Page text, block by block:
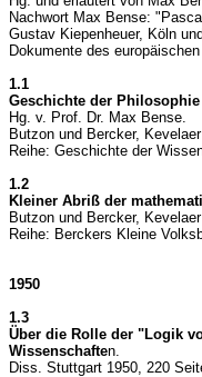
Nachwort Max Bense:
Gustav Kiepenheuer, Köln
Dokumente des
1.1
Geschichte der
Hg. v. Prof. Dr. Max Bense.
Butzon und Bercker,
Reihe: Geschichte der
1.2
Kleiner Abriß der
Butzon und Bercker,
Reihe: Berckers Kleine
1950
1.3
Über die Rolle der "Logik
Wissenschaften.
Diss. Stuttgart 1950, 220